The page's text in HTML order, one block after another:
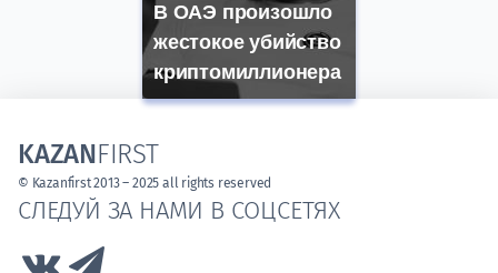
В ОАЭ произошло
жестокое убийство
криптомиллионера
СЛЕДУЙ ЗА НАМИ В СОЦСЕТЯХ
Link to Vk
KAZANFIRST
© Kazanfirst 2013 – 2025 all rights reserved